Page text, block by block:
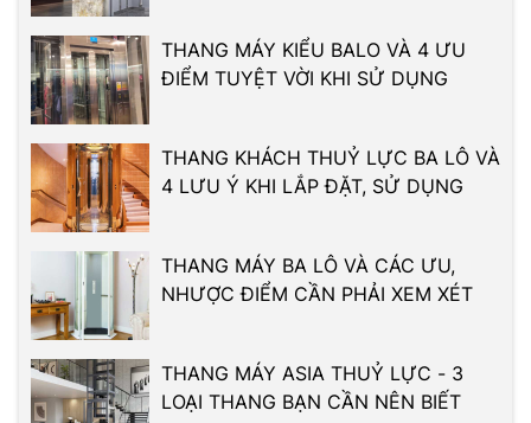
THANG MÁY KIỂU BALO VÀ 4 ƯU
ĐIỂM TUYỆT VỜI KHI SỬ DỤNG
THANG KHÁCH THUỶ LỰC BA LÔ VÀ
4 LƯU Ý KHI LẮP ĐẶT, SỬ DỤNG
THANG MÁY BA LÔ VÀ CÁC ƯU,
NHƯỢC ĐIỂM CẦN PHẢI XEM XÉT
THANG MÁY ASIA THUỶ LỰC - 3
LOẠI THANG BẠN CẦN NÊN BIẾT